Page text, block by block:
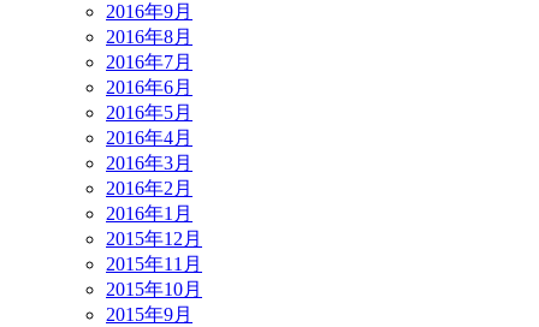
2016年9月
2016年8月
2016年7月
2016年6月
2016年5月
2016年4月
2016年3月
2016年2月
2016年1月
2015年12月
2015年11月
2015年10月
2015年9月